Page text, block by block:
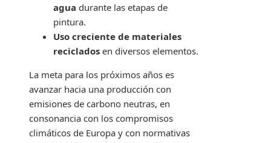
agua durante las etapas de
pintura.
Uso creciente de materiales
reciclados en diversos elementos.
La meta para los próximos años es
avanzar hacia una producción con
emisiones de carbono neutras, en
consonancia con los compromisos
climáticos de Europa y con normativas